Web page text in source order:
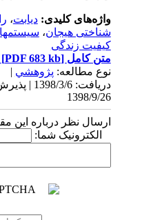
واژه‌های کلیدی:دیابت،
شناختی هیجان،
کیفیت زندگی
متن کامل[PDF 683 kb]
نوع مطالعه:پژوهشي|
1398/9/26
ارسال نظر درباره این
الکترونیک شما: